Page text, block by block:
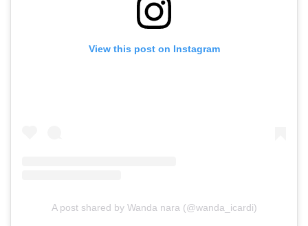
View this post on Instagram
A post shared by Wanda nara (@wanda_icardi)